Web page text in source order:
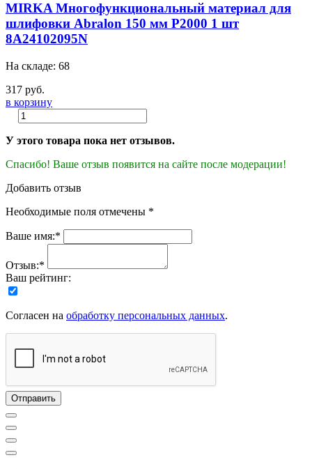
MIRKA Многофункциональный материал для
шлифовки Abralon 150 мм P2000 1 шт
8A24102095N
На складе: 68
317 руб.
в корзину
У этого товара пока нет отзывов.
Спасибо! Ваше отзыв появится на сайте после модерации!
Добавить отзыв
Необходимые поля отмечены *
Ваше имя:*
Отзыв:*
Ваш рейтинг:
Согласен на обработку персональных данных.